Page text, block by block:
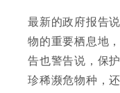
最新的政府报告
物的重要栖息地
告也警告说，保
珍稀濒危物种，